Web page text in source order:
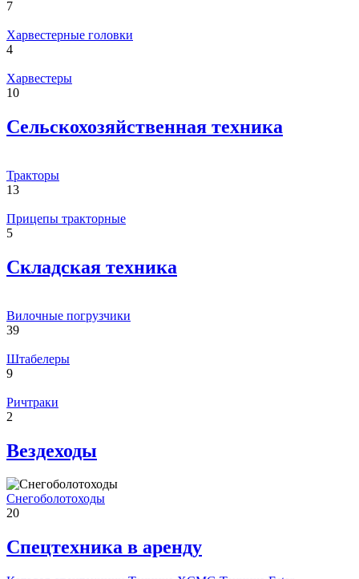
7
Харвестерные головки
4
Харвестеры
10
Сельскохозяйственная техника
Тракторы
13
Прицепы тракторные
5
Складская техника
Вилочные погрузчики
39
Штабелеры
9
Ричтраки
2
Вездеходы
Снегоболотоходы
20
Спецтехника в аренду